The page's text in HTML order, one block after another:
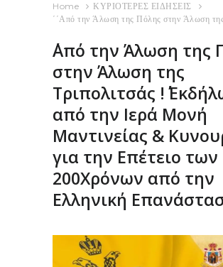
Home
ΚΥΡΙΟΤΕΡΕΣ ΕΙΔΗΣΕΙΣ
΄΄Από την Άλωση της Πόλης στην Άλωση
΄΄Από την Άλωση της
στην Άλωση της
Τριπολιτσάς !΄΄
από την Ιερά Μονή
Μαντινείας &
για την Επέτειο των
200Χρόνων από την
Ελληνική